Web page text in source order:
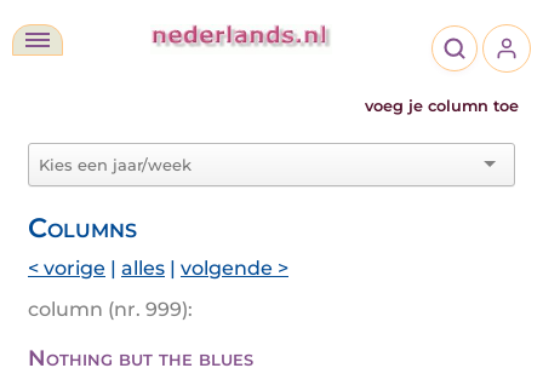
voeg je column toe
Columns
< vorige | alles | volgende >
column (nr. 999):
Nothing but the blues